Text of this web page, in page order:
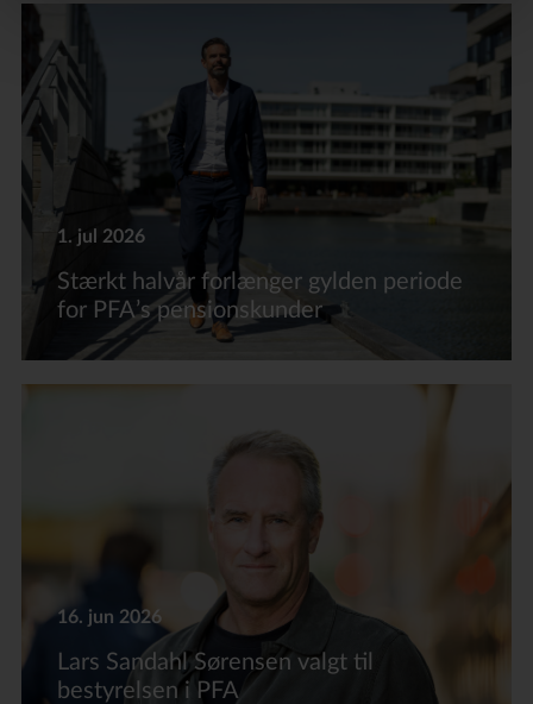
1. jul 2026
Stærkt halvår forlænger gylden periode
for PFA’s pensionskunder
16. jun 2026
Lars Sandahl Sørensen valgt til
bestyrelsen i PFA